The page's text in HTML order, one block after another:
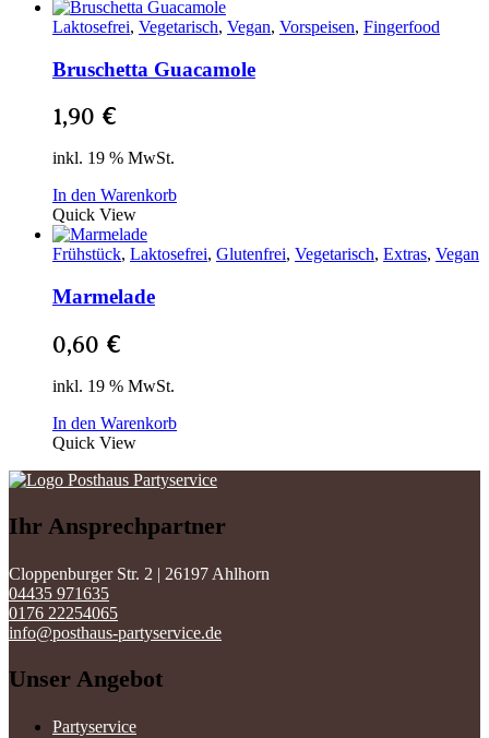
Laktosefrei, Vegetarisch, Vegan, Vorspeisen, Fingerfood
Bruschetta Guacamole
1,90 €
inkl. 19 % MwSt.
In den Warenkorb
Quick View
Frühstück, Laktosefrei, Glutenfrei, Vegetarisch, Extras, Vegan
Marmelade
0,60 €
inkl. 19 % MwSt.
In den Warenkorb
Quick View
Ihr Ansprechpartner
Cloppenburger Str. 2 | 26197 Ahlhorn
04435 971635
0176 22254065
info@posthaus-partyservice.de
Unser Angebot
Partyservice